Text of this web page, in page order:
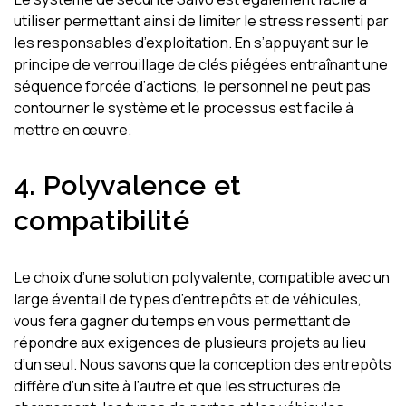
utiliser permettant ainsi de limiter le stress ressenti par
les responsables d’exploitation. En s’appuyant sur le
principe de verrouillage de clés piégées entraînant une
séquence forcée d’actions, le personnel ne peut pas
contourner le système et le processus est facile à
mettre en œuvre.
4. Polyvalence et
compatibilité
Le choix d’une solution polyvalente, compatible avec un
large éventail de types d’entrepôts et de véhicules,
vous fera gagner du temps en vous permettant de
répondre aux exigences de plusieurs projets au lieu
d’un seul. Nous savons que la conception des entrepôts
diffère d’un site à l’autre et que les structures de